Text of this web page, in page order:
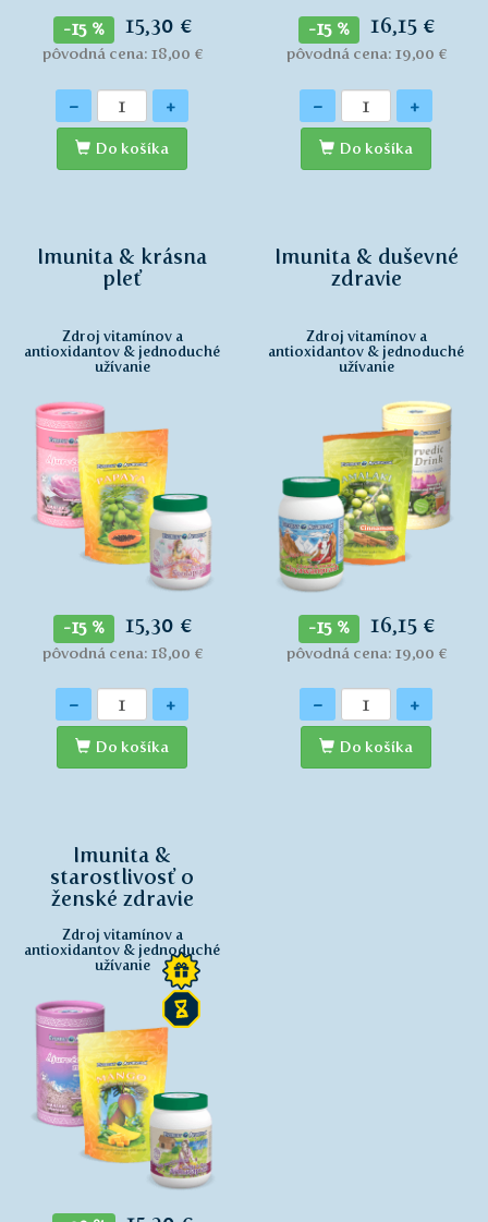
-15 % 15,30 €
pôvodná cena: 18,00 €
Množstvo
- +
Do košíka
-15 % 16,15 €
pôvodná cena: 19,00 €
Množstvo
- +
Do košíka
Imunita & krásna
pleť
Zdroj vitamínov a
antioxidantov & jednoduché
užívanie
-15 % 15,30 €
pôvodná cena: 18,00 €
Množstvo
- +
Do košíka
Imunita & duševné
zdravie
Zdroj vitamínov a
antioxidantov & jednoduché
užívanie
-15 % 16,15 €
pôvodná cena: 19,00 €
Množstvo
- +
Do košíka
Imunita &
starostlivosť o
ženské zdravie
Zdroj vitamínov a
antioxidantov & jednoduché
užívanie